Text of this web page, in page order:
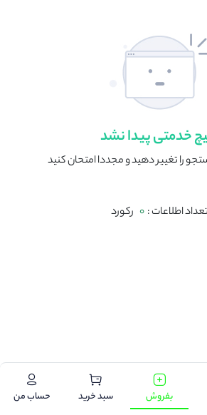
خدمتی پیدا نشد
را تغییر دهید و مجددا امتحان کنید
تعداد اطلاعات : 0 رکورد
بفروش سبد خرید حساب من